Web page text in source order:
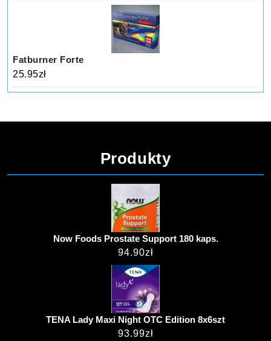
Fatburner Forte
25.95zł
Produkty
Now Foods Prostate Support 180 kaps.
94.90zł
TENA Lady Maxi Night OTC Edition 8x6szt
93.99zł